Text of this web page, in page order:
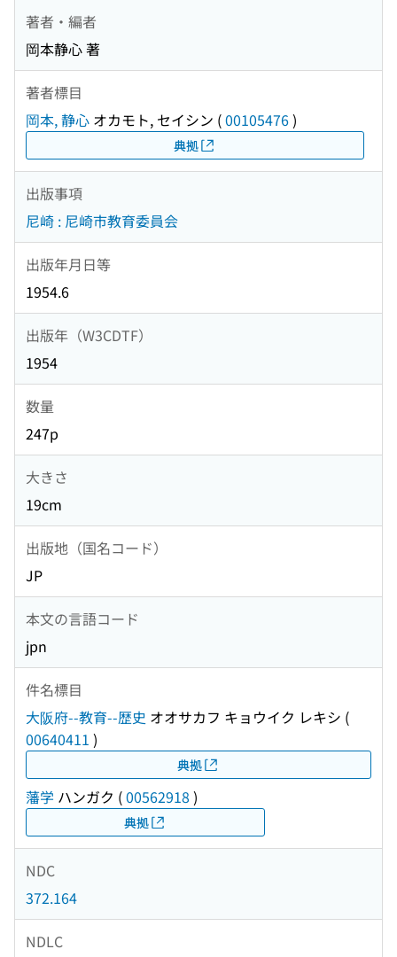
著者・編者
岡本静心 著
著者標目
岡本, 静心 オカモト, セイシン (00105476)
典拠
出版事項
尼崎 : 尼崎市教育委員会
出版年月日等
1954.6
出版年（W3CDTF）
1954
数量
247p
大きさ
19cm
出版地（国名コード）
JP
本文の言語コード
jpn
件名標目
大阪府--教育--歴史 オオサカフ キョウイク レキシ (
00640411 )
典拠
藩学 ハンガク (00562918 )
典拠
NDC
372.164
NDLC